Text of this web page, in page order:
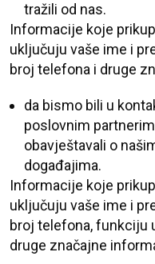
tražili od nas.
Informacije koje
uključuju vaše ime i
broj telefona i druge
da bismo bili u
poslovnim
obavještavali o
događajima.
Informacije koje
uključuju vaše ime i
broj telefona, funkciju
druge značajne